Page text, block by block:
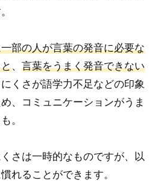
部の人が言葉の発音に必要な
、 言葉をうまく発音できない
くさが語学力不足などの印象
、コミュニケーションがうま
。
さは一時的なものですが、以
れることができます。